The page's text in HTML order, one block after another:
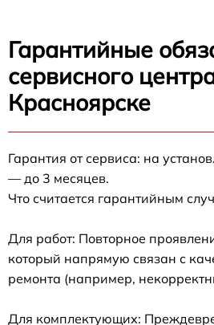
Гарантийные
сервисного
Красноярске
Гарантия от сервиса: на
— до 3 месяцев.
Что считается гарантийным
Для работ: Повторное
который напрямую связан с
ремонта (например,
Для комплектующих: